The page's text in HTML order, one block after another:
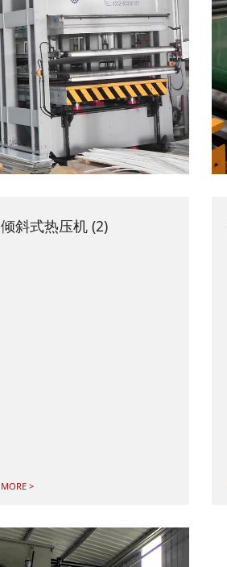
倾斜式热压机 (2)
MORE >